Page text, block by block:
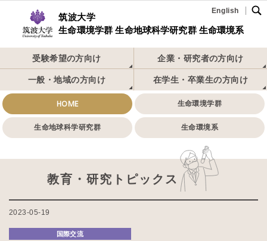
筑波大学
生命環境学群 生命地球科学研究群 生命環境系
English
受験希望の方向け 企業・研究者の方向け
一般・地域の方向け 在学生・卒業生の方向け
HOME 生命環境学群
生命地球科学研究群 生命環境系
教育・研究トピックス
2023-05-19
国際交流